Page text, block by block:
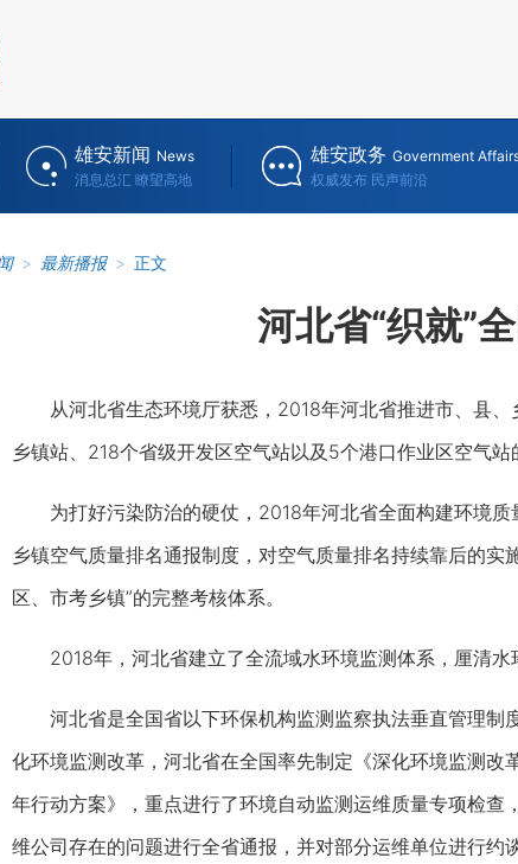
雄安新闻 News
消息总汇 瞭望高地
雄安政务 Government
权威发布 民声前沿
> 最新播报 > 正文
河北省“织就”
从河北省生态环境厅获悉，2018年河北省推进市、县、
乡镇站、218个省级开发区空气站以及5个港口作业区空气站
为打好污染防治的硬仗，2018年河北省全面构建环境质
乡镇空气质量排名通报制度，对空气质量排名持续靠后的
区、市考乡镇”的完整考核体系。
2018年，河北省建立了全流域水环境监测体系，厘清水
河北省是全国省以下环保机构监测监察执法垂直管理制
化环境监测改革，河北省在全国率先制定《深化环境监测
年行动方案》，重点进行了环境自动监测运维质量专项检
维公司存在的问题进行全省通报，并对部分运维单位进行约